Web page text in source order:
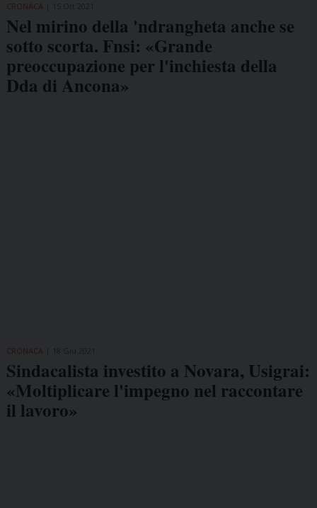
CRONACA
Nel mirino della 'ndrangheta anche se
sotto scorta. Fnsi: «Grande
preoccupazione per l'inchiesta della
Dda di Ancona»
CRONACA
Sindacalista investito a Novara, Usigrai:
«Moltiplicare l'impegno nel raccontare
il lavoro»